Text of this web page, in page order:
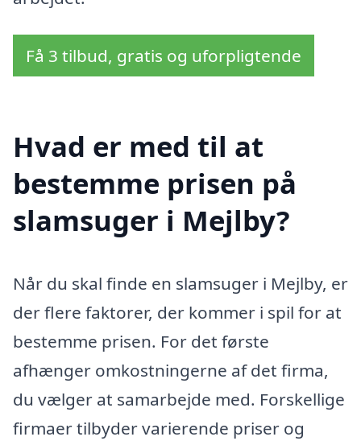
Få 3 tilbud, gratis og uforpligtende
Hvad er med til at
bestemme prisen på
slamsuger i Mejlby?
Når du skal finde en slamsuger i Mejlby, er
der flere faktorer, der kommer i spil for at
bestemme prisen. For det første
afhænger omkostningerne af det firma,
du vælger at samarbejde med. Forskellige
firmaer tilbyder varierende priser og